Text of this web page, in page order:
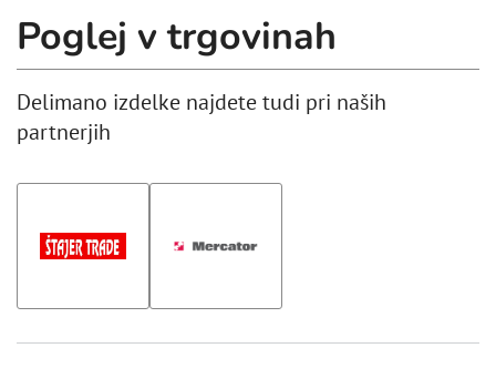
Poglej v trgovinah
Delimano izdelke najdete tudi pri naših
partnerjih